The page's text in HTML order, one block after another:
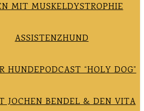
MIT MUSKELDYSTROPHIE
ASSISTENZHUND
HUNDEPODCAST “HOLY DOG”
JOCHEN BENDEL & DEN VITA